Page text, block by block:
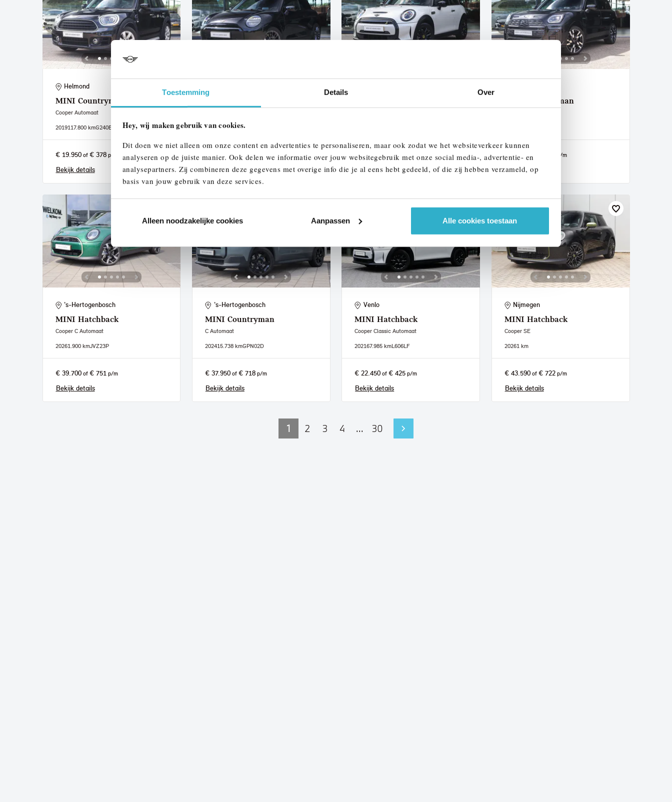
Toestemming Details Over
Hey, wij maken gebruik van cookies.
Dit doen we niet alleen om onze content en advertenties te personaliseren, maar ook zodat we het websiteverkeer kunnen
analyseren op de juiste manier. Ook delen we informatie over jouw websitegebruik met onze social media-, advertentie- en
analysepartners. Zij combineren deze gegevens met overige info die je al eens hebt gedeeld, of die zij hebben verzameld, op
basis van jouw gebruik van deze services.
Alleen noodzakelijke cookies Aanpassen Alle cookies toestaan
Helmond
MINI Countryman
Cooper Automaat
2019117.800 kmG240BG
€ 19.950of € 378p/m
Bekijk details
2026 1.137 km305 km actieradius
€ 29.950of € 567p/m
Bekijk details
€ 17.950of€ 340p/m
Bekijk details
Countryman
€ 51.390of p/m
Bekijk details
's-Hertogenbosch
MINI Hatchback
Cooper C Automaat
20261.900 kmJVZ23P
€ 39.700of € 751p/m
Bekijk details
's-Hertogenbosch
MINI Countryman
C Automaat
202415.738 kmGPN02D
€ 37.950of € 718p/m
Bekijk details
Venlo
MINI Hatchback
Cooper Classic Automaat
202167.985 kmL606LF
€ 22.450 of€ 425 p/m
Bekijk details
Nijmegen
MINI Hatchback
Cooper SE
20261 km
€ 43.590of € 722p/m
Bekijk details
1 2 3 4 ... 30